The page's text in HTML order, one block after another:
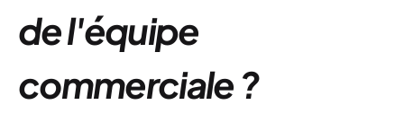
de l'équipe
commerciale ?